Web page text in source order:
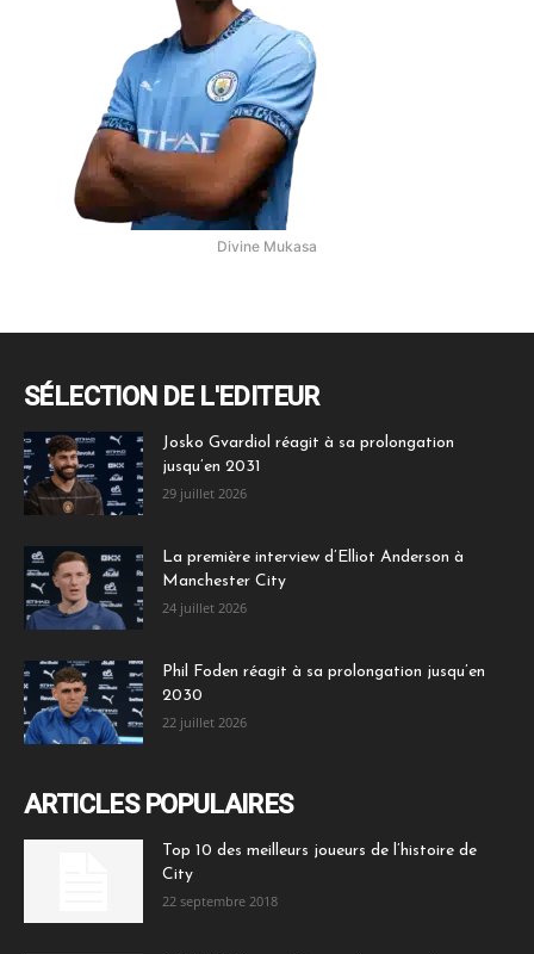
Divine Mukasa
SÉLECTION DE L'EDITEUR
Josko Gvardiol réagit à sa prolongation
jusqu’en 2031
29 juillet 2026
La première interview d’Elliot Anderson à
Manchester City
24 juillet 2026
Phil Foden réagit à sa prolongation jusqu’en
2030
22 juillet 2026
ARTICLES POPULAIRES
Top 10 des meilleurs joueurs de l’histoire de
City
22 septembre 2018